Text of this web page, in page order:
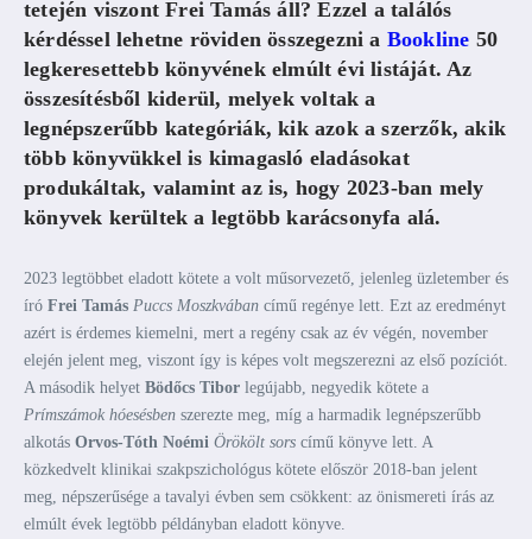
tetején viszont Frei Tamás áll? Ezzel a találós
kérdéssel lehetne röviden összegezni a Bookline 50
legkeresettebb könyvének elmúlt évi listáját. Az
összesítésből kiderül, melyek voltak a
legnépszerűbb kategóriák, kik azok a szerzők, akik
több könyvükkel is kimagasló eladásokat
produkáltak, valamint az is, hogy 2023-ban mely
könyvek kerültek a legtöbb karácsonyfa alá.
2023 legtöbbet eladott kötete a volt műsorvezető, jelenleg üzletember és
író Frei Tamás Puccs Moszkvában című regénye lett. Ezt az eredményt
azért is érdemes kiemelni, mert a regény csak az év végén, november
elején jelent meg, viszont így is képes volt megszerezni az első pozíciót.
A második helyet Bödőcs Tibor legújabb, negyedik kötete a
Prímszámok hóesésben szerezte meg, míg a harmadik legnépszerűbb
alkotás Orvos-Tóth Noémi Örökölt sors című könyve lett. A
közkedvelt klinikai szakpszichológus kötete először 2018-ban jelent
meg, népszerűsége a tavalyi évben sem csökkent: az önismereti írás az
elmúlt évek legtöbb példányban eladott könyve.